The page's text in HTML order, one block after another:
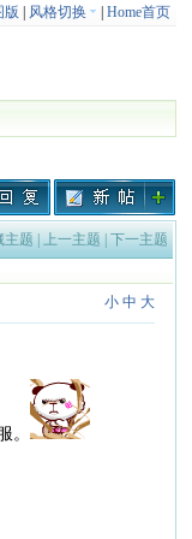
版 风格切换 Home首页
主题 | 上一主题 | 下一主题
小 中 大
。